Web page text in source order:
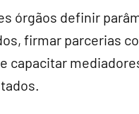
órgãos definir
firmar parcerias
capacitar